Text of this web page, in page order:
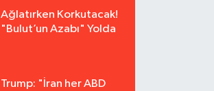
Ağlatırken Korkutacak!
"Bulut’un Azabı" Yolda
Trump: "İran her ABD